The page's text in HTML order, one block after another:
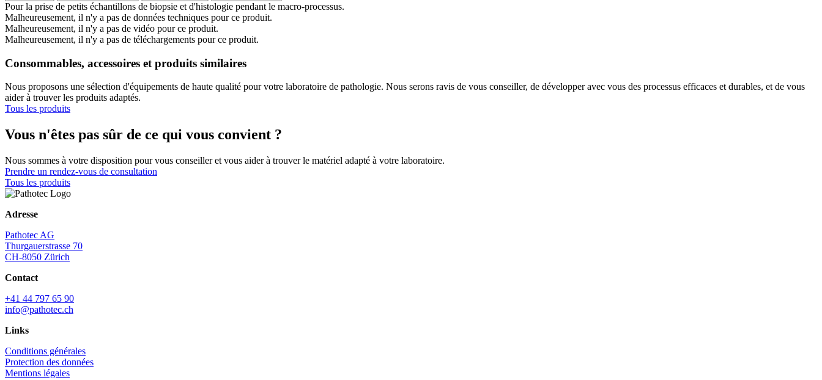
Pour la prise de petits échantillons de biopsie et d'histologie pendant le macro-processus.
Malheureusement, il n'y a pas de données techniques pour ce produit.
Malheureusement, il n'y a pas de vidéo pour ce produit.
Malheureusement, il n'y a pas de téléchargements pour ce produit.
Consommables, accessoires et produits similaires
Nous proposons une sélection d'équipements de haute qualité pour votre laboratoire de pathologie. Nous serons ravis de vous conseiller, de développer avec vous des processus efficaces et durables, et de vous
aider à trouver les produits adaptés.
Tous les produits
Vous n'êtes pas sûr de ce qui vous convient ?
Nous sommes à votre disposition pour vous conseiller et vous aider à trouver le matériel adapté à votre laboratoire.
Prendre un rendez-vous de consultation
Tous les produits
Adresse
Pathotec AG
Thurgauerstrasse 70
CH-8050 Zürich
Contact
+41 44 797 65 90
info@pathotec.ch
Links
Conditions générales
Protection des données
Mentions légales